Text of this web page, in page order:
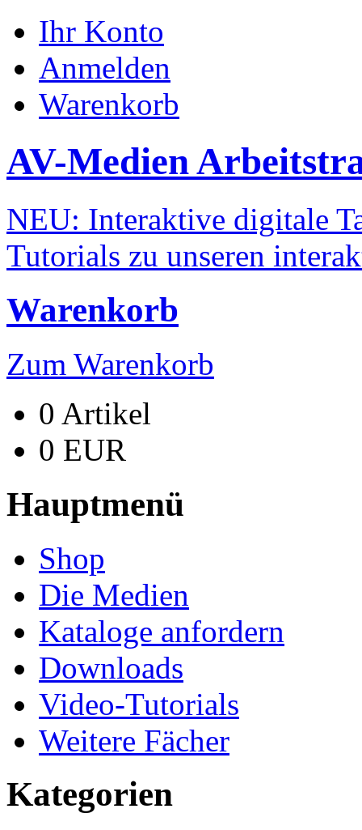
Ihr Konto
Anmelden
Warenkorb
AV-Medien
NEU: Interaktive digitale
Tutorials zu unseren
Warenkorb
Zum Warenkorb
0 Artikel
0 EUR
Hauptmenü
Shop
Die Medien
Kataloge anfordern
Downloads
Video-Tutorials
Weitere Fächer
Kategorien